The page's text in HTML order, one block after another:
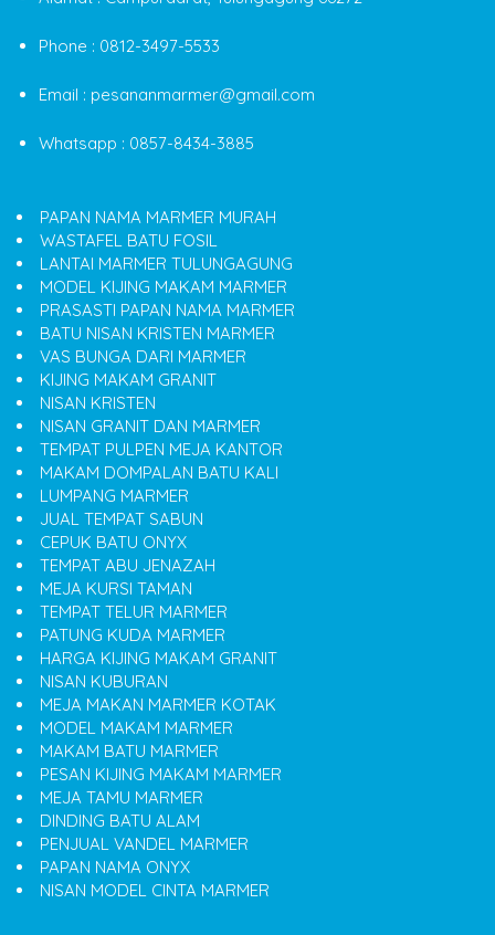
Phone : 0812-3497-5533
Email : pesananmarmer@gmail.com
Whatsapp : 0857-8434-3885
PAPAN NAMA MARMER MURAH
WASTAFEL BATU FOSIL
LANTAI MARMER TULUNGAGUNG
MODEL KIJING MAKAM MARMER
PRASASTI PAPAN NAMA MARMER
BATU NISAN KRISTEN MARMER
VAS BUNGA DARI MARMER
KIJING MAKAM GRANIT
NISAN KRISTEN
NISAN GRANIT DAN MARMER
TEMPAT PULPEN MEJA KANTOR
MAKAM DOMPALAN BATU KALI
LUMPANG MARMER
JUAL TEMPAT SABUN
CEPUK BATU ONYX
TEMPAT ABU JENAZAH
MEJA KURSI TAMAN
TEMPAT TELUR MARMER
PATUNG KUDA MARMER
HARGA KIJING MAKAM GRANIT
NISAN KUBURAN
MEJA MAKAN MARMER KOTAK
MODEL MAKAM MARMER
MAKAM BATU MARMER
PESAN KIJING MAKAM MARMER
MEJA TAMU MARMER
DINDING BATU ALAM
PENJUAL VANDEL MARMER
PAPAN NAMA ONYX
NISAN MODEL CINTA MARMER